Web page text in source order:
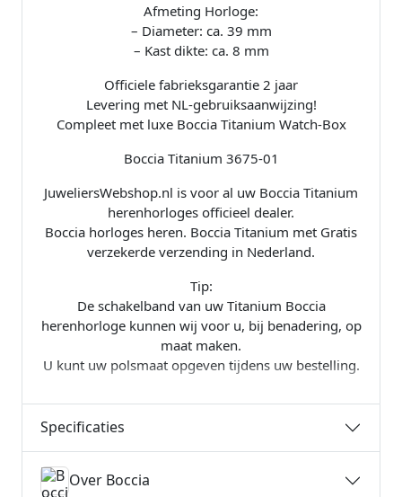
Afmeting Horloge:
– Diameter: ca. 39 mm
– Kast dikte: ca. 8 mm
Officiele fabrieksgarantie 2 jaar
Levering met NL-gebruiksaanwijzing!
Compleet met luxe Boccia Titanium Watch-Box
Boccia Titanium 3675-01
JuweliersWebshop.nl is voor al uw Boccia Titanium
herenhorloges officieel dealer.
Boccia horloges heren. Boccia Titanium met Gratis
verzekerde verzending in Nederland.
Tip:
De schakelband van uw Titanium Boccia
herenhorloge kunnen wij voor u, bij benadering, op
maat maken.
U kunt uw polsmaat opgeven tijdens uw bestelling.
Specificaties
Over Boccia